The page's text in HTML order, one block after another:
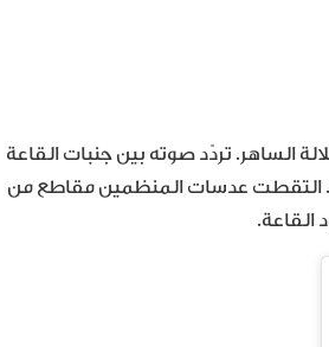
الساهر. تردّد صوته بين جنبات القاعة
التقطت عدسات المنظمين مقاطع من
القاعة.